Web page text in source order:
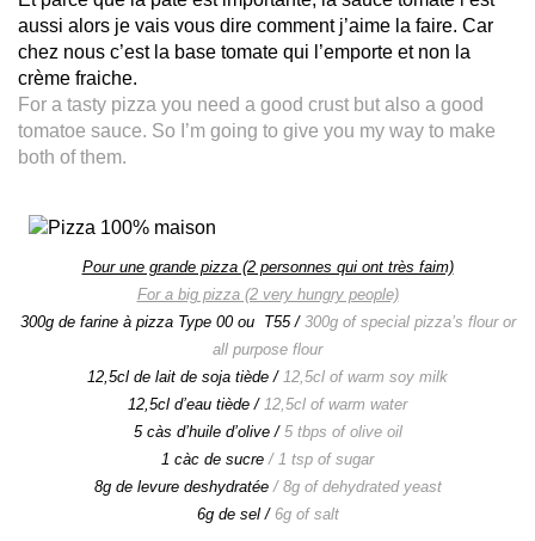
aussi alors je vais vous dire comment j’aime la faire. Car
chez nous c’est la base tomate qui l’emporte et non la
crème fraiche.
For a tasty pizza you need a good crust but also a good
tomatoe sauce. So I’m going to give you my way to make
both of them.
Pour une grande pizza (2 personnes qui ont très faim)
For a big pizza (2 very hungry people)
300g de farine à pizza Type 00 ou T55 / 300g of special pizza’s flour or
all purpose flour
12,5cl de lait de soja tiède / 12,5cl of warm soy milk
12,5cl d’eau tiède / 12,5cl of warm water
5 càs d’huile d’olive /5 tbps of olive oil
1 càc de sucre/ 1 tsp of sugar
8g de levure deshydratée/ 8g of dehydrated yeast
6g de sel /6g of salt